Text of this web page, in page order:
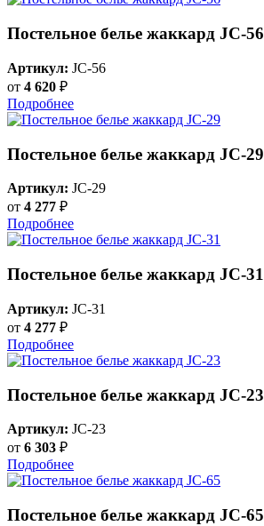
Постельное белье жаккард JC-56
Артикул: JC-56
от 4 620 ₽
Подробнее
Постельное белье жаккард JC-29
Артикул: JC-29
от 4 277 ₽
Подробнее
Постельное белье жаккард JC-31
Артикул: JC-31
от 4 277 ₽
Подробнее
Постельное белье жаккард JC-23
Артикул: JC-23
от 6 303 ₽
Подробнее
Постельное белье жаккард JC-65